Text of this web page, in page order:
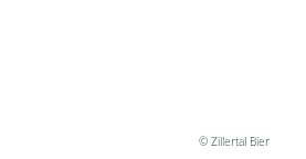
© Zillertal Bier